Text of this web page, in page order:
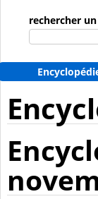
rechercher